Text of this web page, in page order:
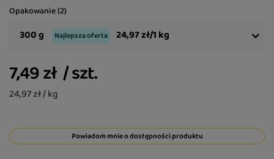
Opakowanie (2)
300 g Najlepsza oferta 24,97 zł/1 kg
7,49 zł /szt.
24,97 zł / kg
Powiadom mnie o dostępności produktu